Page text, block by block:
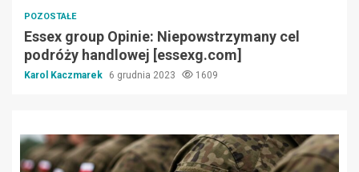
POZOSTAŁE
Essex group Opinie: Niepowstrzymany cel
podróży handlowej [essexg.com]
Karol Kaczmarek 6 grudnia 2023 1609